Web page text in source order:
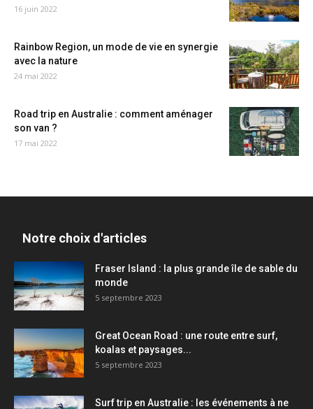
16 juin 2022
Rainbow Region, un mode de vie en synergie
avec la nature
24 mai 2022
Road trip en Australie : comment aménager
son van ?
17 mai 2022
Notre choix d'articles
Fraser Island : la plus grande île de sable du
monde
5 septembre 2023
Great Ocean Road : une route entre surf,
koalas et paysages...
5 septembre 2023
Surf trip en Australie : les événements à ne